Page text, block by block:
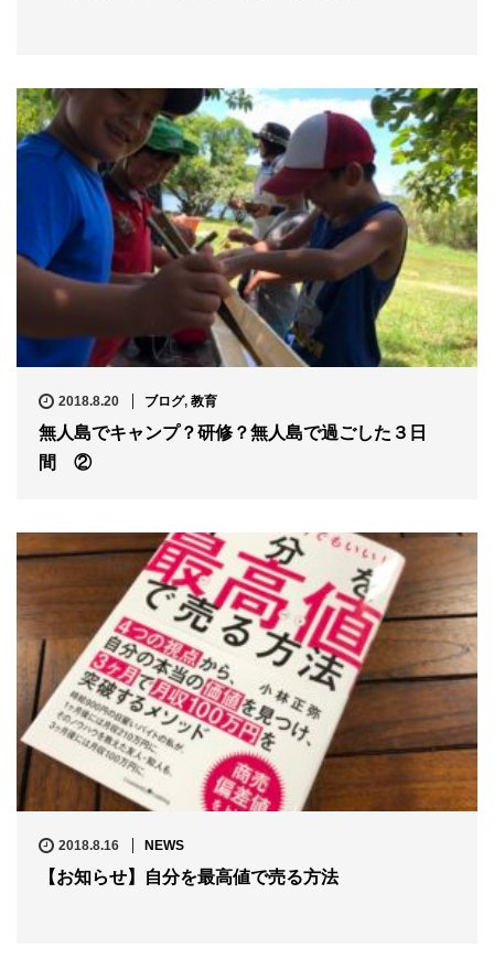
2018.8.20 ブログ, 教育
無人島でキャンプ？研修？無人島で過ごした３日
間 ②
2018.8.16 NEWS
【お知らせ】自分を最高値で売る方法